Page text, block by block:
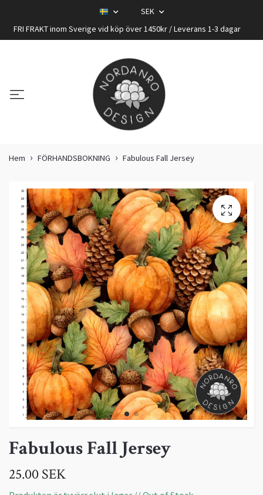
SEK
FRI FRAKT inom Sverige vid köp över 1450kr / Leverans 1-3 dagar
Hem FÖRHANDSBOKNING Fabulous Fall Jersey
Fabulous Fall Jersey
25.00 SEK